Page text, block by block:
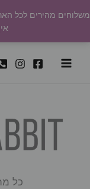
לתוכן
משלוחים מהירים לכל הארץ,
כל